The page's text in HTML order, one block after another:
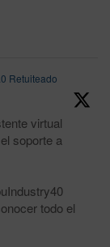
Retuiteado
virtual
soporte a
todo el